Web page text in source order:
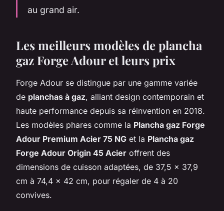
au grand air.
Les meilleurs modèles de plancha
gaz Forge Adour et leurs prix
Forge Adour se distingue par une gamme variée
de planchas à gaz, alliant design contemporain et
haute performance depuis sa réinvention en 2018.
Les modèles phares comme la Plancha gaz Forge
Adour Premium Acier 75 NG et la Plancha gaz
Forge Adour Origin 45 Acier offrent des
dimensions de cuisson adaptées, de 37,5 x 37,9
cm à 74,4 x 42 cm, pour régaler de 4 à 20
convives.